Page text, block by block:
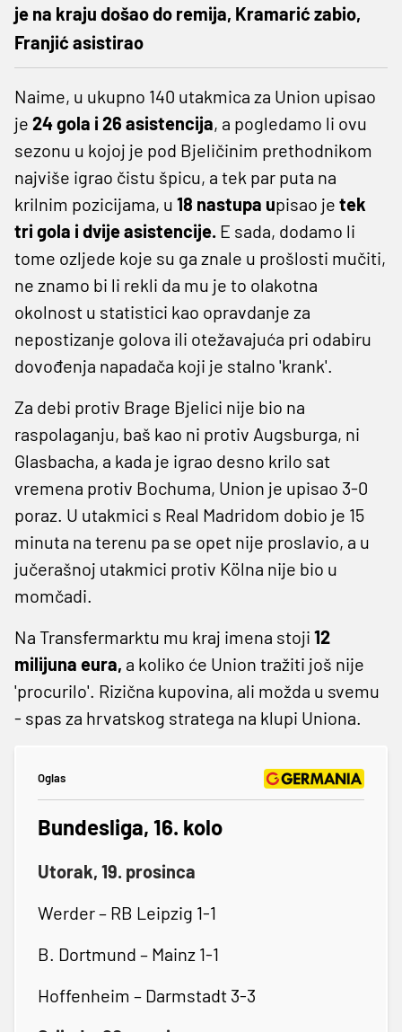
je na kraju došao do remija, Kramarić zabio,
Franjić asistirao
Naime, u ukupno 140 utakmica za Union upisao
je 24 gola i 26 asistencija, a pogledamo li ovu
sezonu u kojoj je pod Bjeličinim prethodnikom
najviše igrao čistu špicu, a tek par puta na
krilnim pozicijama, u 18 nastupa upisao je tek
tri gola i dvije asistencije. E sada, dodamo li
tome ozljede koje su ga znale u prošlosti mučiti,
ne znamo bi li rekli da mu je to olakotna
okolnost u statistici kao opravdanje za
nepostizanje golova ili otežavajuća pri odabiru
dovođenja napadača koji je stalno 'krank'.
Za debi protiv Brage Bjelici nije bio na
raspolaganju, baš kao ni protiv Augsburga, ni
Glasbacha, a kada je igrao desno krilo sat
vremena protiv Bochuma, Union je upisao 3-0
poraz. U utakmici s Real Madridom dobio je 15
minuta na terenu pa se opet nije proslavio, a u
jučerašnoj utakmici protiv Kölna nije bio u
momčadi.
Na Transfermarktu mu kraj imena stoji 12
milijuna eura, a koliko će Union tražiti još nije
'procurilo'. Rizična kupovina, ali možda u svemu
- spas za hrvatskog stratega na klupi Uniona.
Oglas
Bundesliga, 16. kolo
Utorak, 19. prosinca
Werder – RB Leipzig 1-1
B. Dortmund – Mainz 1-1
Hoffenheim – Darmstadt 3-3